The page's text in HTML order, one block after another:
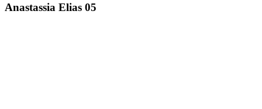
Anastassia Elias 05